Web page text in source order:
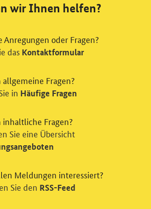
wir Ihnen helfen?
Anregungen oder Fragen?
das Kontaktformular
allgemeine Fragen?
in Häufige Fragen
inhaltliche Fragen?
Sie eine Übersicht
Meldungen interessiert?
Sie den RSS-Feed